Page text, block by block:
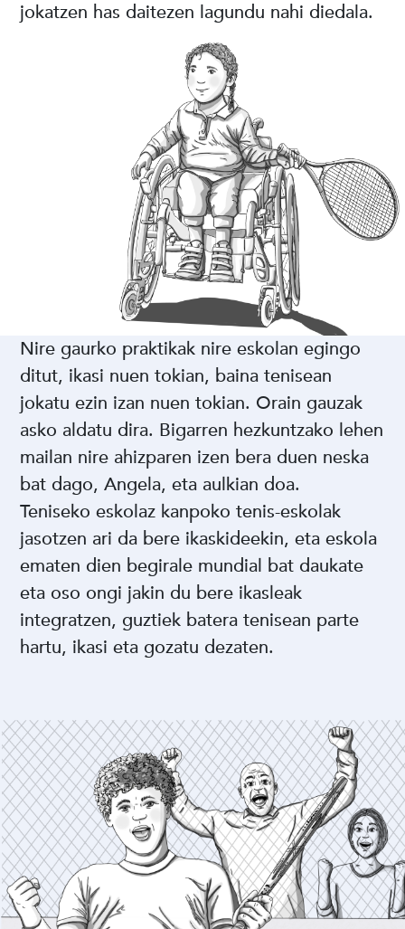
jokatzen has daitezen lagundu nahi diedala.
Nire gaurko praktikak nire eskolan egingo
ditut, ikasi nuen tokian, baina tenisean
jokatu ezin izan nuen tokian. Orain gauzak
asko aldatu dira. Bigarren hezkuntzako lehen
mailan nire ahizparen izen bera duen neska
bat dago, Angela, eta aulkian doa.
Teniseko eskolaz kanpoko tenis-eskolak
jasotzen ari da bere ikaskideekin, eta eskola
ematen dien begirale mundial bat daukate
eta oso ongi jakin du bere ikasleak
integratzen, guztiek batera tenisean parte
hartu, ikasi eta gozatu dezaten.